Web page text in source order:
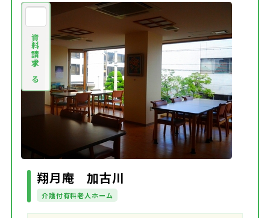
資料請求する
翔月庵 加古川
介護付有料老人ホーム